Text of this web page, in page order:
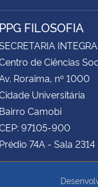
PPG FILOSOFIA
de Ciências
Roraima, nº 1000
Universitária
Bairro Camobi
97105-900
Prédio 74A - Sala 2314